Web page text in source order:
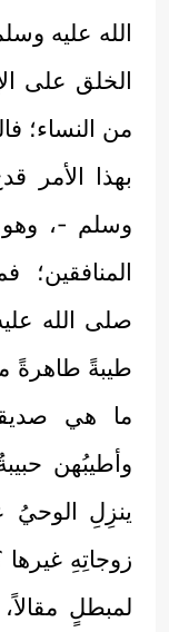
الله عليه
الخلق على
من النساء؛
بهذا الأمر
وسلم -، وهو
صلى الله
طيبةً طاهرةً
ما هي
وأطيبُهن
ينزِلِ
زوجاتِهِ
لمبطلٍ